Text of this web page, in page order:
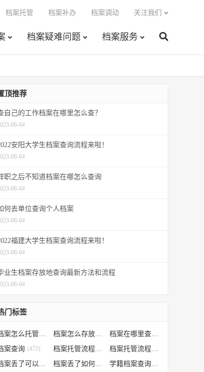
档案疑难问题 档案服务
档案托管 档案补办 档案调动 关注我们
顶推荐
自己的工作档案在哪里怎么查？
08-04
安阳大学生档案查询流程来啦！
08-04
职之后不知道档案在哪怎么查询
08-04
何去单位查询个人档案
08-04
福建大学生档案查询流程来啦！
08-04
业生档案存放地查询最新方法和流程
08-04
门标签
档案怎么托管(807) 档案怎么存放到人才市场 (535) 档案在哪里查询
案查询 (472) 档案托管流程(454) 档案托管流程
档案丢了可以补办吗 (371) 档案丢了如何补办 (301) 学籍档案查询